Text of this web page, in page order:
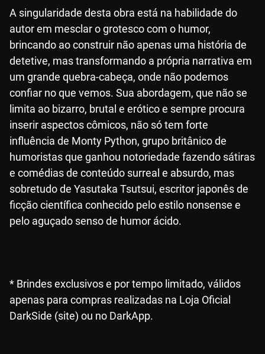
A singularidade desta obra está na habilidade do
autor em mesclar o grotesco com o humor,
brincando ao construir não apenas uma história de
detetive, mas transformando a própria narrativa em
um grande quebra-cabeça, onde não podemos
confiar no que vemos. Sua abordagem, que não se
limita ao bizarro, brutal e erótico e sempre procura
inserir aspectos cômicos, não só tem forte
influência de Monty Python, grupo britânico de
humoristas que ganhou notoriedade fazendo sátiras
e comédias de conteúdo surreal e absurdo, mas
sobretudo de Yasutaka Tsutsui, escritor japonês de
ficção científica conhecido pelo estilo nonsense e
pelo aguçado senso de humor ácido.
* Brindes exclusivos e por tempo limitado, válidos
apenas para compras realizadas na Loja Oficial
DarkSide (site) ou no DarkApp.